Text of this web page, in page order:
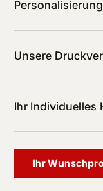
Unsere
Ihr Individuelles
Ihr